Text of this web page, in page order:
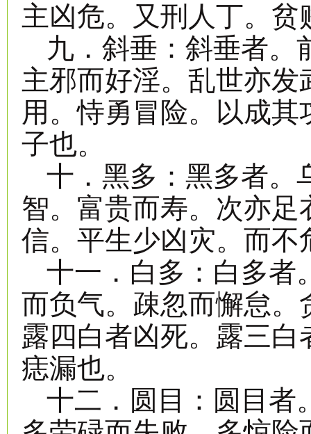
主凶危。又刑人丁。
九．斜垂：斜垂者。
主邪而好淫。乱世亦
用。恃勇冒险。以成
子也。
十．黑多：黑多者。
智。富贵而寿。次亦
信。平生少凶灾。而不
十一．白多：白多者
而负气。疎忽而懈怠
露四白者凶死。露三
痣漏也。
十二．圆目：圆目者